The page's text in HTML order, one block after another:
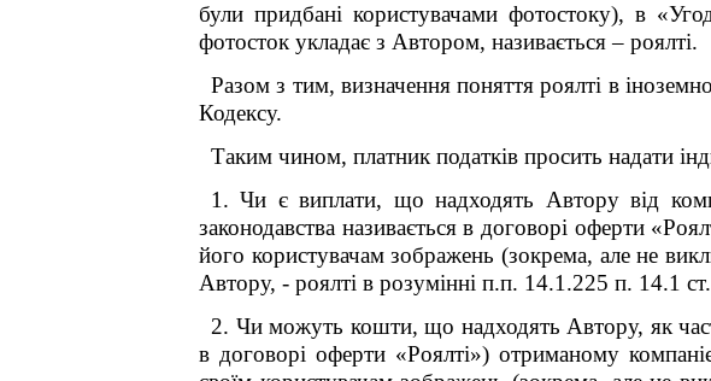
були придбані користувачами фотостоку), в
фотосток укладає з Автором, називається – роялті.
Разом з тим, визначення поняття роялті в
Кодексу.
Таким чином, платник податків просить надати
1 . Чи є виплати, що надходять Автору від
законодавства називається в договорі оферти
його користувачам зображень (зокрема, але не
Автору, - роялті в розумінні п.п. 14.1.225 п. 14.1
2. Чи можуть кошти, що надходять Автору, як
в договорі оферти «Роялті») отриманому